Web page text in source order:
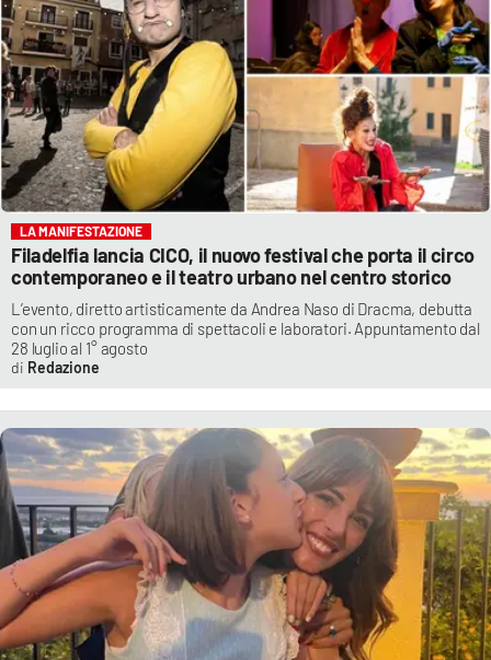
LA MANIFESTAZIONE
Filadelfia lancia CICO, il nuovo festival che porta il circo
contemporaneo e il teatro urbano nel centro storico
L’evento, diretto artisticamente da Andrea Naso di Dracma, debutta
con un ricco programma di spettacoli e laboratori. Appuntamento dal
28 luglio al 1° agosto
Redazione